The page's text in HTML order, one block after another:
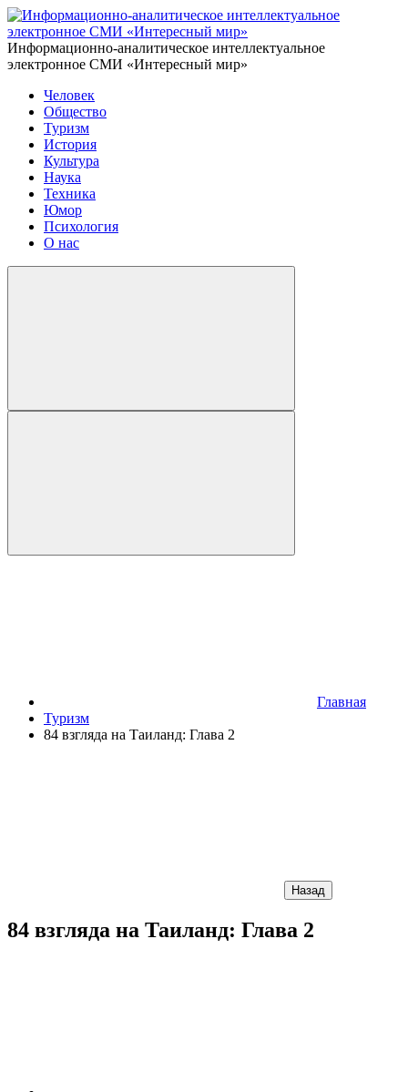
Информационно-аналитическое интеллектуальное
электронное СМИ «Интересный мир»
Человек
Общество
Туризм
История
Культура
Наука
Техника
Юмор
Психология
О нас
Главная
Туризм
84 взгляда на Таиланд: Глава 2
Назад
84 взгляда на Таиланд: Глава 2